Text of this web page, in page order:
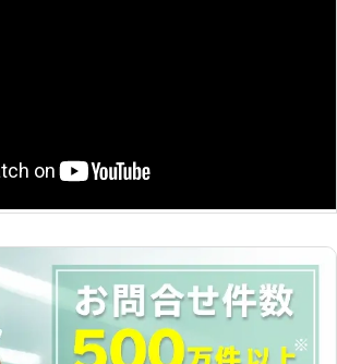
ます。雪が降る前に屋根の補強修理を
の設置を行っておくと、もしものとき
事前の備えも、株式会社Rグループに
ぜひお任せ下さい。